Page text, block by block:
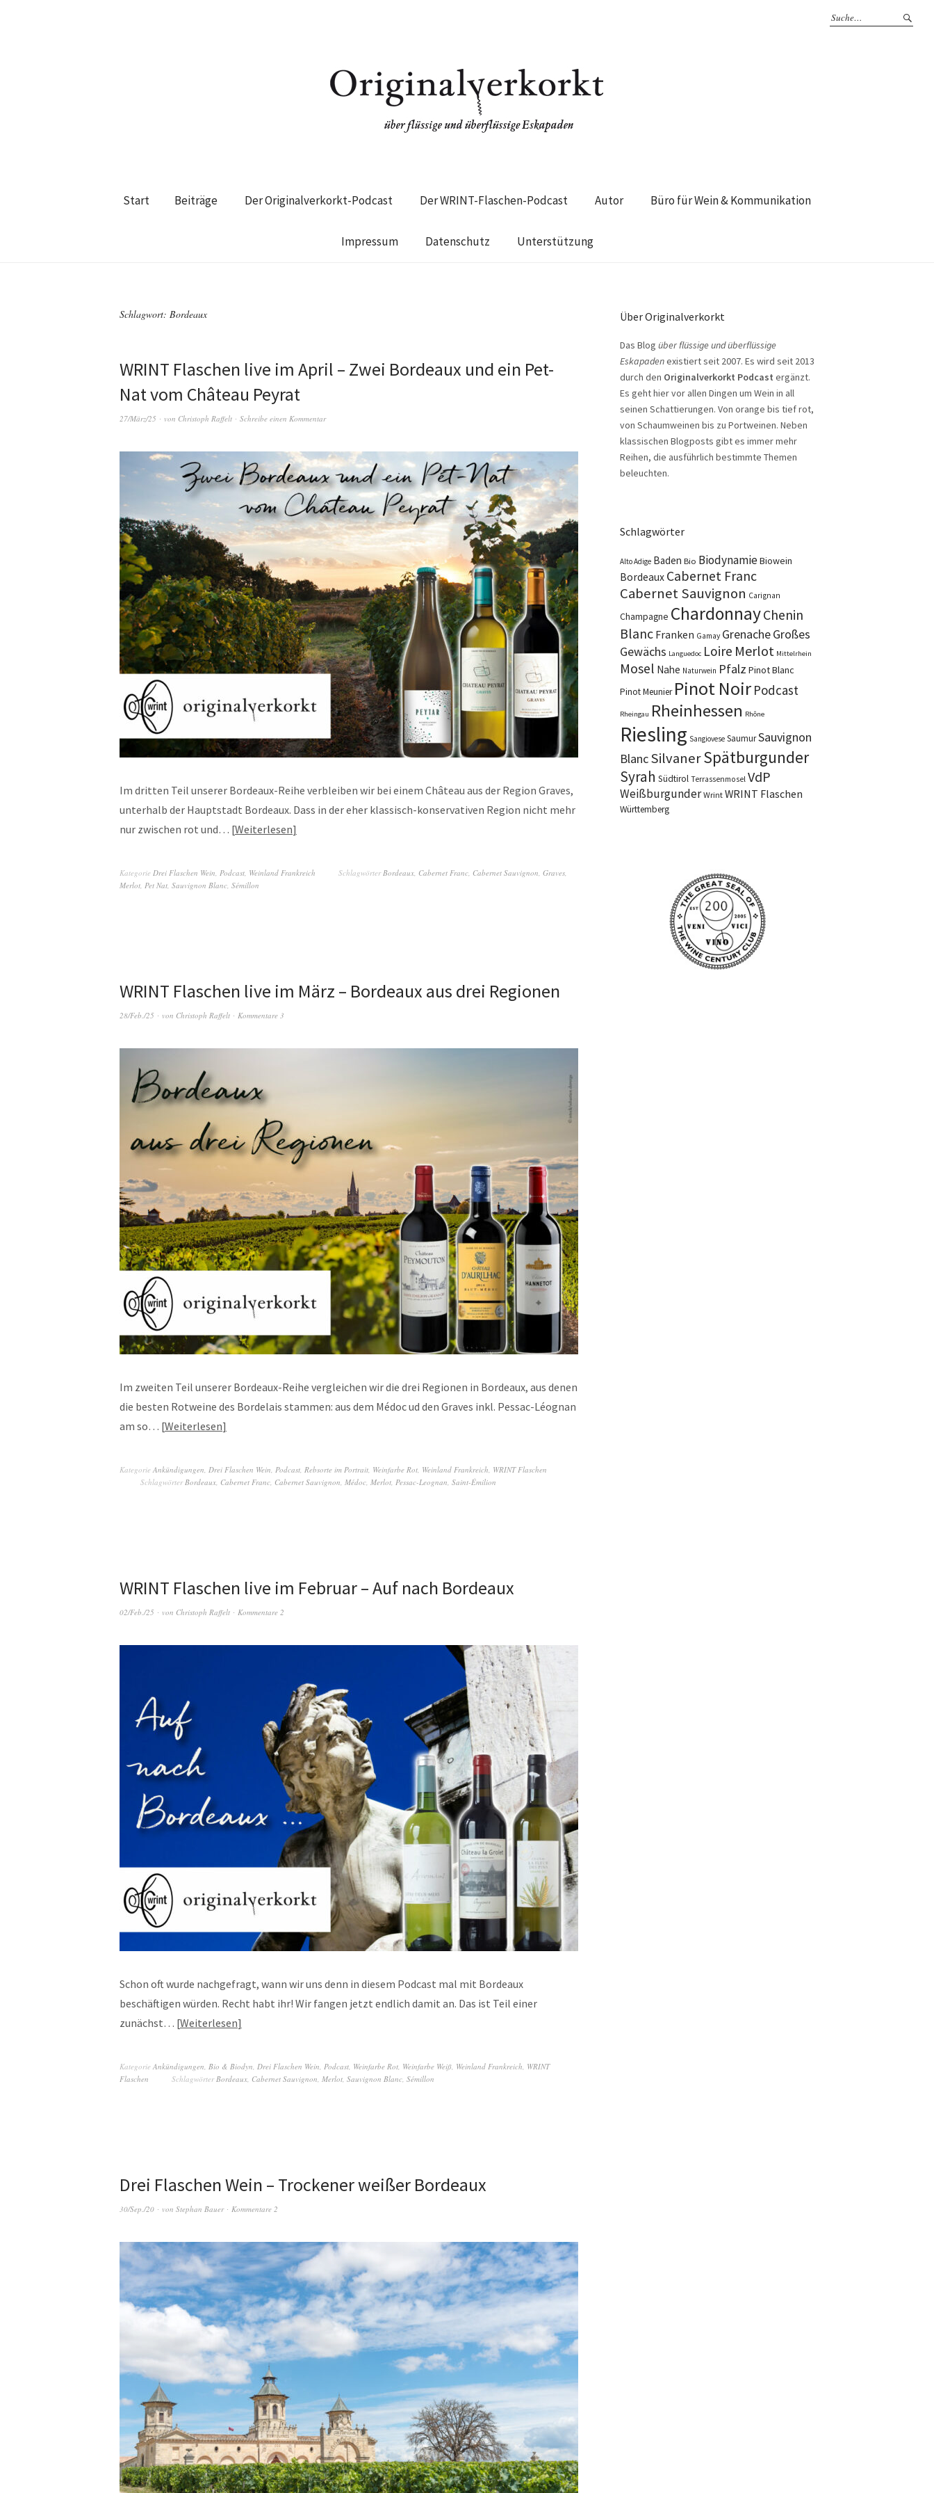
Start Beiträge Der Originalverkorkt-Podcast Der WRINT-Flaschen-Podcast Autor Büro für Wein & Kommunikation
Impressum Datenschutz Unterstützung
Schlagwort: Bordeaux
WRINT Flaschen live im April – Zwei Bordeaux und ein Pet-
Nat vom Château Peyrat
27/März/25 von Christoph Raffelt Schreibe einen Kommentar
Im dritten Teil unserer Bordeaux-Reihe verbleiben wir bei einem Château aus der Region Graves,
unterhalb der Hauptstadt Bordeaux. Dass in der eher klassisch-konservativen Region nicht mehr
nur zwischen rot und… Weiterlesen
Kategorie Drei Flaschen Wein, Podcast, Weinland Frankreich SchlagwörterBordeaux, Cabernet Franc, Cabernet Sauvignon, Graves,
Merlot, Pet Nat, Sauvignon Blanc, Sémillon
WRINT Flaschen live im März – Bordeaux aus drei Regionen
28/Feb./25 von Christoph Raffelt Kommentare 3
Im zweiten Teil unserer Bordeaux-Reihe vergleichen wir die drei Regionen in Bordeaux, aus denen
die besten Rotweine des Bordelais stammen: aus dem Médoc ud den Graves inkl. Pessac-Léognan
am so… Weiterlesen
Kategorie Ankündigungen, Drei Flaschen Wein, Podcast, Rebsorte im Portrait, Weinfarbe Rot, Weinland Frankreich, WRINT Flaschen
SchlagwörterBordeaux, Cabernet Franc, Cabernet Sauvignon, Médoc, Merlot, Pessac-Leognan, Saint-Émilion
WRINT Flaschen live im Februar – Auf nach Bordeaux
02/Feb./25 von Christoph Raffelt Kommentare 2
Schon oft wurde nachgefragt, wann wir uns denn in diesem Podcast mal mit Bordeaux
beschäftigen würden. Recht habt ihr! Wir fangen jetzt endlich damit an. Das ist Teil einer
zunächst… Weiterlesen
Kategorie Ankündigungen, Bio & Biodyn, Drei Flaschen Wein, Podcast, Weinfarbe Rot, Weinfarbe Weiß, Weinland Frankreich, WRINT
Flaschen
SchlagwörterBordeaux, Cabernet Sauvignon, Merlot, Sauvignon Blanc, Sémillon
Drei Flaschen Wein – Trockener weißer Bordeaux
30/Sep./20 von Stephan Bauer Kommentare 2
Über Originalverkorkt
Das Blog über flüssige und überflüssige
Eskapadenexistiert seit 2007. Es wird seit 2013
durch den Originalverkorkt Podcast ergänzt.
Es geht hier vor allen Dingen um Wein in all
seinen Schattierungen. Von orange bis tief rot,
von Schaumweinen bis zu Portweinen. Neben
klassischen Blogposts gibt es immer mehr
Reihen, die ausführlich bestimmte Themen
beleuchten.
Schlagwörter
Alto Adige Baden Bio BiodynamieBiowein
Bordeaux Cabernet Franc
Cabernet Sauvignon Carignan
Champagne ChardonnayChenin
Blanc Franken Gamay GrenacheGroßes
Gewächs Languedoc Loire Merlot Mittelrhein
Mosel Nahe Naturwein Pfalz Pinot Blanc
Pinot Meunier Pinot Noir Podcast
Rheingau Rheinhessen Rhône
Riesling Sangiovese SaumurSauvignon
BlancSilvanerSpätburgunder
Syrah Südtirol Terrassenmosel VdP
Weißburgunder Wrint WRINT Flaschen
Württemberg